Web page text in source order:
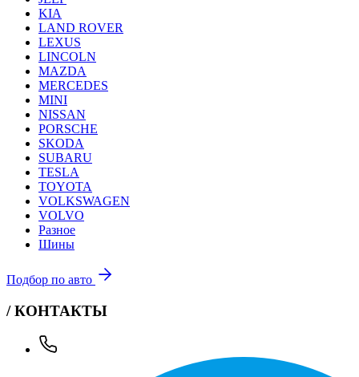
KIA
LAND ROVER
LEXUS
LINCOLN
MAZDA
MERCEDES
MINI
NISSAN
PORSCHE
SKODA
SUBARU
TESLA
TOYOTA
VOLKSWAGEN
VOLVO
Разное
Шины
Подбор по авто
/ КОНТАКТЫ